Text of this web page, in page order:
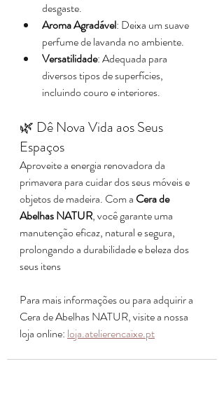
desgaste.
Aroma Agradável: Deixa um suave
perfume de lavanda no ambiente.
Versatilidade: Adequada para
diversos tipos de superfícies,
incluindo couro e interiores.​
🌿 Dê Nova Vida aos Seus
Espaços
Aproveite a energia renovadora da
primavera para cuidar dos seus móveis e
objetos de madeira. Com a Cera de
Abelhas NATUR, você garante uma
manutenção eficaz, natural e segura,
prolongando a durabilidade e beleza dos
seus itens
Para mais informações ou para adquirir a
Cera de Abelhas NATUR, visite a nossa
loja online: loja.atelierencaixe.pt